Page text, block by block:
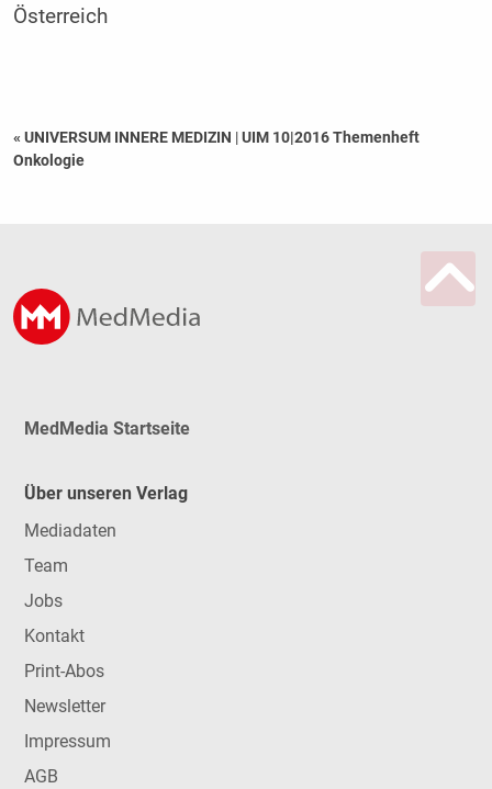
Österreich
« UNIVERSUM INNERE MEDIZIN |UIM 10|2016 Themenheft
Onkologie
MedMedia Startseite
Über unseren Verlag
Mediadaten
Team
Jobs
Kontakt
Print-Abos
Newsletter
Impressum
AGB